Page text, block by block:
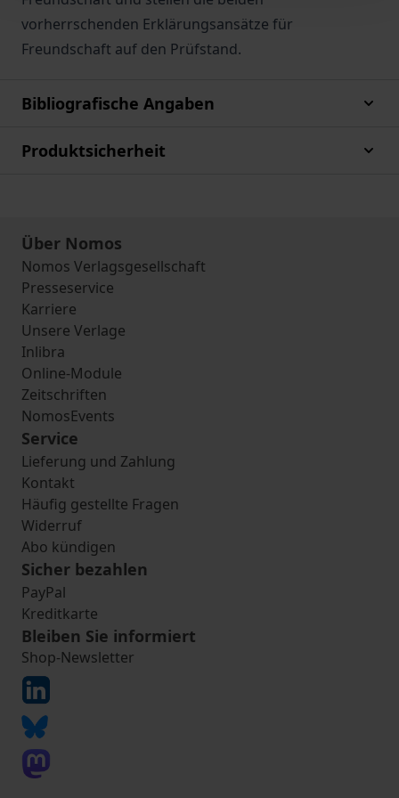
vorherrschenden Erklärungsansätze für
Freundschaft auf den Prüfstand.
Bibliografische Angaben
Produktsicherheit
Über Nomos
Nomos Verlagsgesellschaft
Presseservice
Karriere
Unsere Verlage
Inlibra
Online-Module
Zeitschriften
NomosEvents
Service
Lieferung und Zahlung
Kontakt
Häufig gestellte Fragen
Widerruf
Abo kündigen
Sicher bezahlen
PayPal
Kreditkarte
Bleiben Sie informiert
Shop-Newsletter